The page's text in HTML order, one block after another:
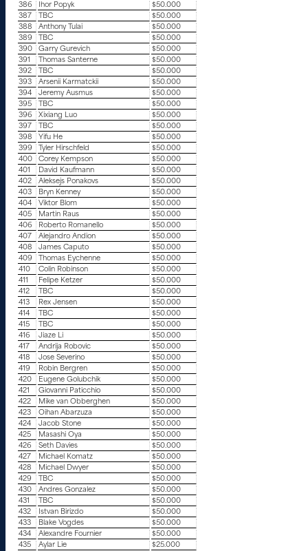
386
Ihor Popyk
$50.000
387
TBC
$50.000
388
Anthony Tulai
$50.000
389
TBC
$50.000
390
Garry Gurevich
$50.000
391
Thomas Santerne
$50.000
392
TBC
$50.000
393
Arsenii Karmatckii
$50.000
394
Jeremy Ausmus
$50.000
395
TBC
$50.000
396
Xixiang Luo
$50.000
397
TBC
$50.000
398
Yifu He
$50.000
399
Tyler Hirschfeld
$50.000
400
Corey Kempson
$50.000
401
David Kaufmann
$50.000
402
Aleksejs Ponakovs
$50.000
403
Bryn Kenney
$50.000
404
Viktor Blom
$50.000
405
Martin Raus
$50.000
406
Roberto Romanello
$50.000
407
Alejandro Andion
$50.000
408
James Caputo
$50.000
409
Thomas Eychenne
$50.000
410
Colin Robinson
$50.000
411
Felipe Ketzer
$50.000
412
TBC
$50.000
413
Rex Jensen
$50.000
414
TBC
$50.000
415
TBC
$50.000
416
Jiaze Li
$50.000
417
Andrija Robovic
$50.000
418
Jose Severino
$50.000
419
Robin Bergren
$50.000
420
Eugene Golubchik
$50.000
421
Giovanni Paticchio
$50.000
422
Mike van Obberghen
$50.000
423
Oihan Abarzuza
$50.000
424
Jacob Stone
$50.000
425
Masashi Oya
$50.000
426
Seth Davies
$50.000
427
Michael Komatz
$50.000
428
Michael Dwyer
$50.000
429
TBC
$50.000
430
Andres Gonzalez
$50.000
431
TBC
$50.000
432
Istvan Birizdo
$50.000
433
Blake Vogdes
$50.000
434
Alexandre Fournier
$50.000
435
Aylar Lie $25.000